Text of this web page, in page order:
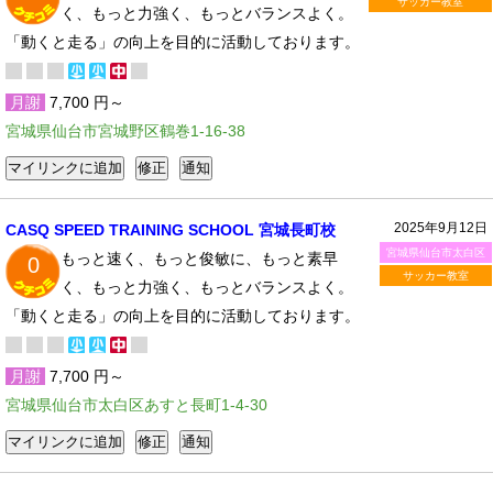
く、もっと力強く、もっとバランスよく。
「動くと走る」の向上を目的に活動しております。
月謝 7,700 円～
宮城県仙台市宮城野区鶴巻1-16-38
2025年9月12日
宮城県仙台市太白区
サッカー教室
CASQ SPEED TRAINING SCHOOL 宮城長町校
0
もっと速く、もっと俊敏に、もっと素早
く、もっと力強く、もっとバランスよく。
「動くと走る」の向上を目的に活動しております。
月謝 7,700 円～
宮城県仙台市太白区あすと長町1-4-30